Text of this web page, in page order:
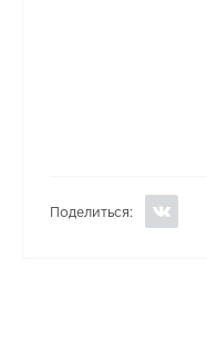
Поделиться: